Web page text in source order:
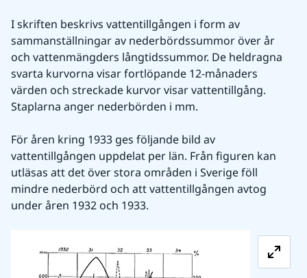
I skriften beskrivs vattentillgången i form av
sammanställningar av nederbördssummor över år
och vattenmängders långtidssummor. De heldragna
svarta kurvorna visar fortlöpande 12-månaders
värden och streckade kurvor visar vattentillgång.
Staplarna anger nederbörden i mm.
För åren kring 1933 ges följande bild av
vattentillgången uppdelat per län. Från figuren kan
utläsas att det över stora områden i Sverige föll
mindre nederbörd och att vattentillgången avtog
under åren 1932 och 1933.